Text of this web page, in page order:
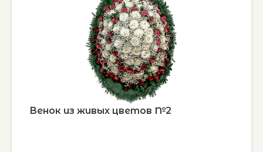
Венок из живых цветов №2